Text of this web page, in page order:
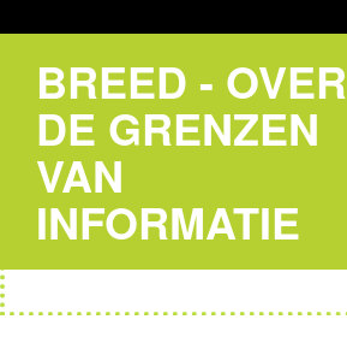
BREED - OVER
DE GRENZEN
VAN
INFORMATIE